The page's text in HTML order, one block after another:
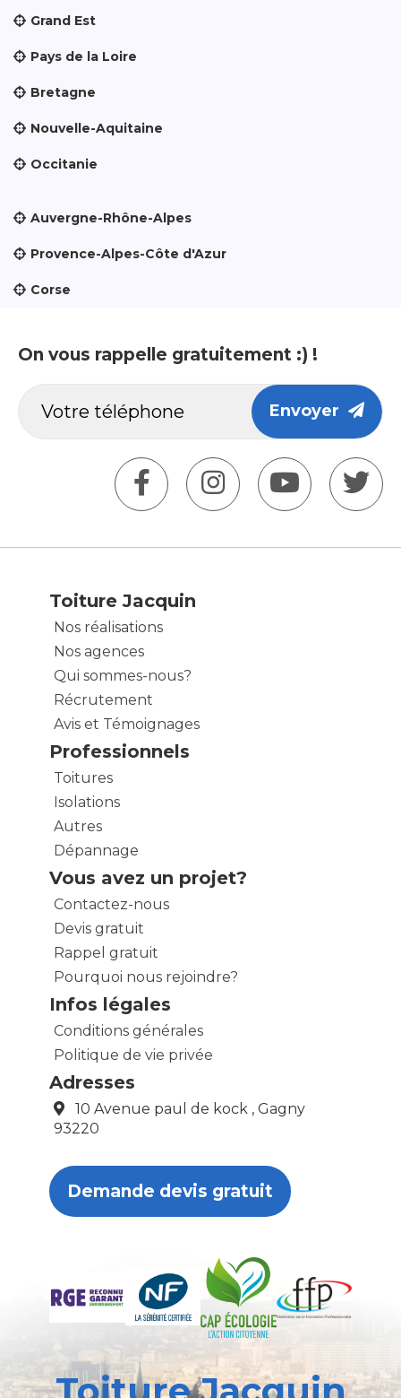
Grand Est
Pays de la Loire
Bretagne
Nouvelle-Aquitaine
Occitanie
Auvergne-Rhône-Alpes
Provence-Alpes-Côte d'Azur
Corse
On vous rappelle gratuitement :) !
Envoyer
Toiture Jacquin
Nos réalisations
Nos agences
Qui sommes-nous?
Récrutement
Avis et Témoignages
Professionnels
Toitures
Isolations
Autres
Dépannage
Vous avez un projet?
Contactez-nous
Devis gratuit
Rappel gratuit
Pourquoi nous rejoindre?
Infos légales
Conditions générales
Politique de vie privée
Adresses
10 Avenue paul de kock , Gagny
93220
Demande devis gratuit